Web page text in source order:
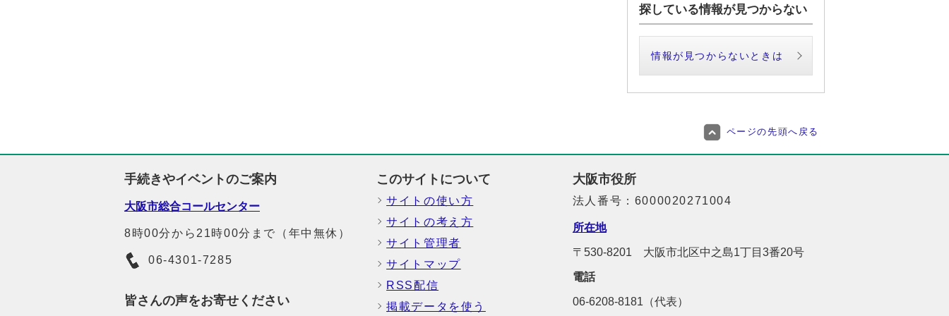
探している情報が見つからない
情報が見つからないときは
ページの先頭へ戻る
手続きやイベントのご案内
大阪市総合コールセンター
8時00分から21時00分まで（年中無休）
06-4301-7285
皆さんの声をお寄せください
このサイトについて
サイトの使い方
サイトの考え方
サイト管理者
サイトマップ
RSS配信
掲載データを使う
大阪市役所
法人番号：6000020271004
所在地
〒530-8201 大阪市北区中之島1丁目3番20号
電話
06-6208-8181（代表）